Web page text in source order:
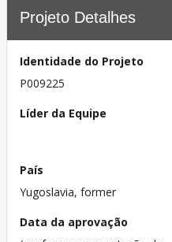
Projeto Detalhes
Identidade do Projeto
P009225
Líder da Equipe
País
Yugoslavia, former
Data da aprovação